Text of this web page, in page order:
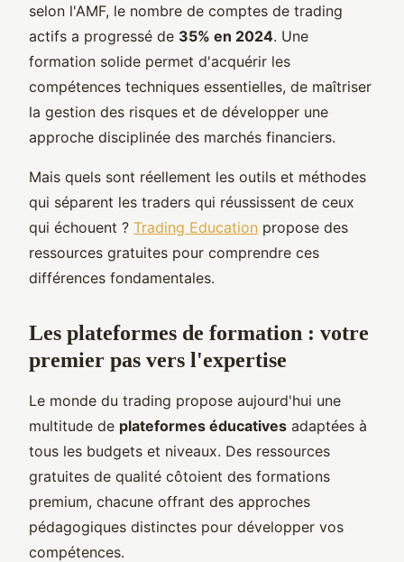
selon l'AMF, le nombre de comptes de trading
actifs a progressé de 35% en 2024. Une
formation solide permet d'acquérir les
compétences techniques essentielles, de maîtriser
la gestion des risques et de développer une
approche disciplinée des marchés financiers.
Mais quels sont réellement les outils et méthodes
qui séparent les traders qui réussissent de ceux
qui échouent ? Trading Education propose des
ressources gratuites pour comprendre ces
différences fondamentales.
Les plateformes de formation : votre
premier pas vers l'expertise
Le monde du trading propose aujourd'hui une
multitude de plateformes éducatives adaptées à
tous les budgets et niveaux. Des ressources
gratuites de qualité côtoient des formations
premium, chacune offrant des approches
pédagogiques distinctes pour développer vos
compétences.